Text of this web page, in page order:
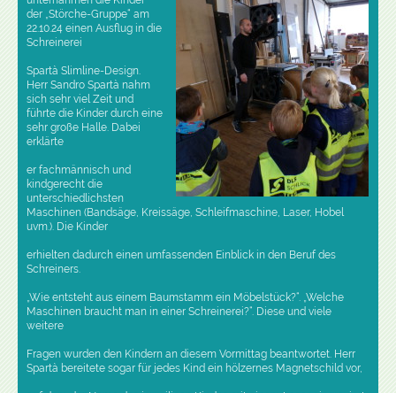
der „Störche-Gruppe“ am
22.10.24 einen Ausflug in die
Schreinerei
Spartà Slimline-Design.
Herr Sandro Spartà nahm
sich sehr viel Zeit und
führte die Kinder durch eine
sehr große Halle. Dabei
erklärte
er fachmännisch und
kindgerecht die
unterschiedlichsten
Maschinen (Bandsäge, Kreissäge, Schleifmaschine, Laser, Hobel
uvm.). Die Kinder
erhielten dadurch einen umfassenden Einblick in den Beruf des
Schreiners.
„Wie entsteht aus einem Baumstamm ein Möbelstück?“. „Welche
Maschinen braucht man in einer Schreinerei?“. Diese und viele
weitere
Fragen wurden den Kindern an diesem Vormittag beantwortet. Herr
Spartà bereitete sogar für jedes Kind ein hölzernes Magnetschild vor,